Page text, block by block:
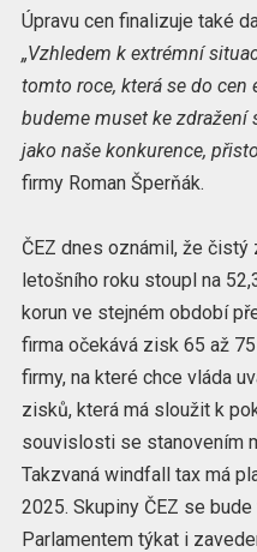
Úpravu cen finalizuje také
„Vzhledem k extrémní
tomto roce, která se do cen
budeme muset ke zdražení
jako naše konkurence,
firmy Roman Šperňák.
ČEZ dnes oznámil, že
letošního roku stoupl na
korun ve stejném období
firma očekává zisk 65 až
firmy, na které chce vláda
zisků, která má sloužit k
souvislosti se stanovením
Takzvaná windfall tax má
2025. Skupiny ČEZ se
Parlamentem týkat i